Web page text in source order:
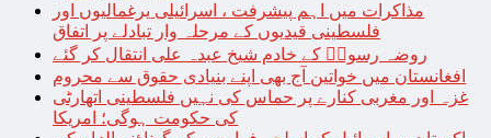
مذاکرات میں اہم پیشرفت ، اسرائیلی یرغمالیوں اور
فلسطینی قیدیوں کے مرحلہ وار تبادلے پر اتفاق
روضہ رسولؐ کے خادم شیخ عبدہ علی انتقال کر گئے
افغانستان میں خواتین آج بھی اپنے بنیادی حقوق سے محروم
غزہ اور مغربی کنارے پر حماس کی نہیں فلسطینی اتھارٹی
کی حکومت ہوگی؛ امریکا